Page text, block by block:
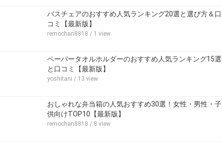
バスチェアのおすすめ人気ランキング20選と選び方＆口
コミ【最新版】
remochan8818 / 1 view
ペーパータオルホルダーのおすすめ人気ランキング15選
と口コミ【最新版】
yoshitani / 13 view
おしゃれな弁当箱の人気おすすめ30選！女性・男性・子
供向けTOP10【最新版】
remochan8818 / 8 view